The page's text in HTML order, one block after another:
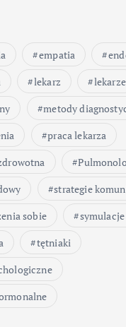
empatia
lekarz
lekarze
metody
praca lekarza
strategie
sobie
tętniaki